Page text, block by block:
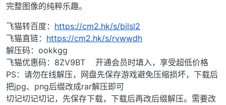
完整图像的纯粹乐趣。
飞猫转百度： https://cm2.hk/s/bilsl2
飞猫直链： https://cm2.hk/s/rvwwdh
解压码：ookkgg
飞猫优惠码：8ZV9BT 开通会员时填入，享受超低价格
PS：请勿在线解压，网盘先保存游戏避免压缩损坏，下载后
把jpg、png后缀改成rar解压即可
切记切记切记，先保存下载，下载后再改后缀解压。需要改